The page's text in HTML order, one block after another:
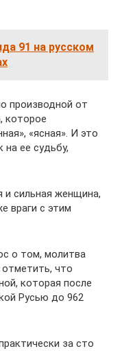
91 на русском
производной от
которое
«ясная». И это
ее судьбу,
и сильная женщина,
враги с этим
о том, молитва
что
которая после
Русью до 962
за сто